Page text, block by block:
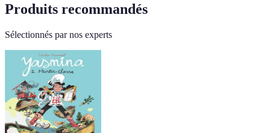
Produits recommandés
Sélectionnés par nos experts